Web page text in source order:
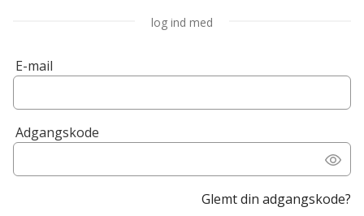
log ind med
E-mail
Adgangskode
Glemt din adgangskode?